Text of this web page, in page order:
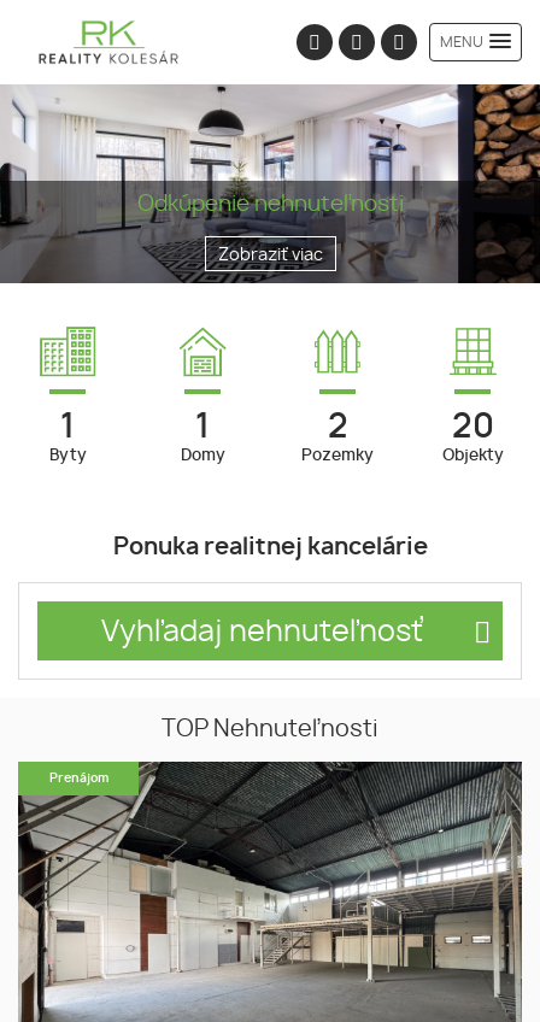
MENU
Odkúpenie nehnuteľnosti
Zobraziť viac
1
Byty
1
Domy
2
Pozemky
20
Objekty
Ponuka realitnej kancelárie
Vyhľadaj nehnuteľnosť
TOP Nehnuteľnosti
Prenájom